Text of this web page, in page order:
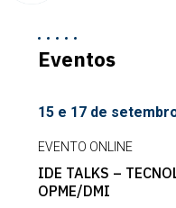
Eventos
15 e 17 de
EVENTO ONLINE
IDE TALKS –
OPME/DMI